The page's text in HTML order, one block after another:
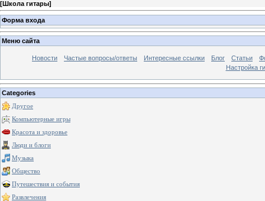
[Школа гитары]
Форма входа
Меню сайта
Новости Частые вопросы/ответы Интересные ссылки Блог Статьи
Настройка
Categories
Другое
Компьютерные игры
Красота и здоровье
Люди и блоги
Музыка
Общество
Путешествия и события
Развлечения